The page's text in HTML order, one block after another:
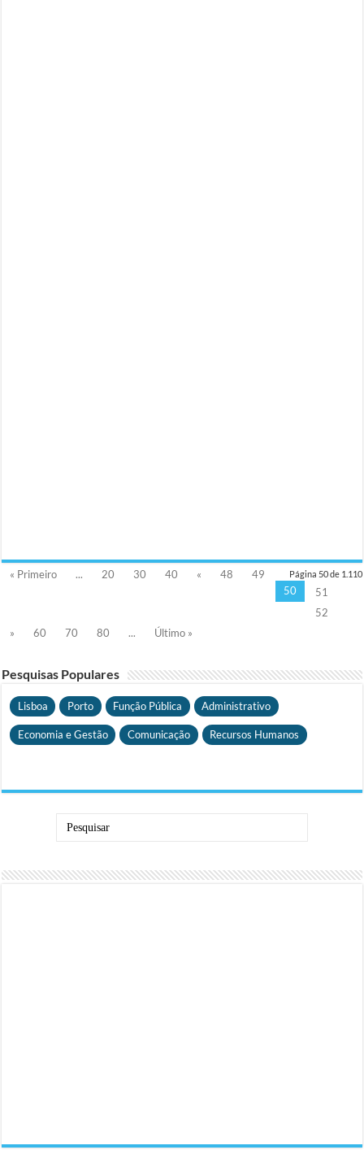
Página 50 de 1.110
« Primeiro ... 20 30 40 « 48
49
50
51
52
»
60 70 80 ... Último »
Pesquisas Populares
Lisboa Porto Função Pública Administrativo
Economia e Gestão Comunicação Recursos Humanos